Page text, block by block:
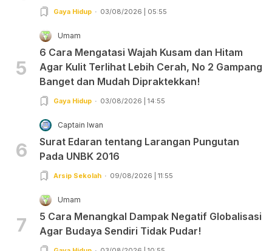
Gaya Hidup 03/08/2026 | 05:55
5
Umam
6 Cara Mengatasi Wajah Kusam dan Hitam
Agar Kulit Terlihat Lebih Cerah, No 2 Gampang
Banget dan Mudah Dipraktekkan!
Gaya Hidup 03/08/2026 | 14:55
6
Captain Iwan
Surat Edaran tentang Larangan Pungutan
Pada UNBK 2016
Arsip Sekolah 09/08/2026 | 11:55
7
Umam
5 Cara Menangkal Dampak Negatif Globalisasi
Agar Budaya Sendiri Tidak Pudar!